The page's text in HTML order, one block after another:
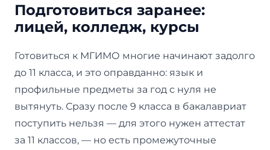
Подготовиться заранее:
лицей, колледж, курсы
Готовиться к МГИМО многие начинают задолго
до 11 класса, и это оправданно: язык и
профильные предметы за год с нуля не
вытянуть. Сразу после 9 класса в бакалавриат
поступить нельзя — для этого нужен аттестат
за 11 классов, — но есть промежуточные